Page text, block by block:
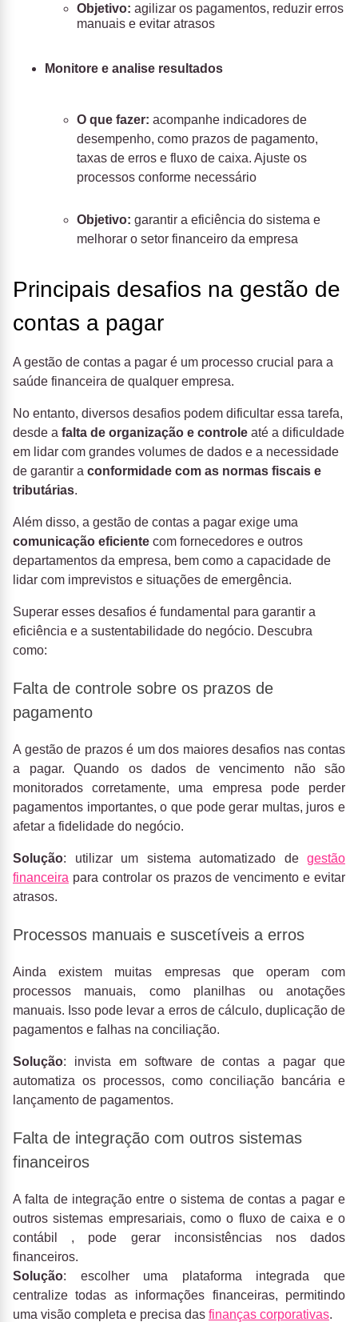
Objetivo: agilizar os pagamentos, reduzir erros
manuais e evitar atrasos
Monitore e analise resultados
O que fazer: acompanhe indicadores de
desempenho, como prazos de pagamento,
taxas de erros e fluxo de caixa. Ajuste os
processos conforme necessário
Objetivo: garantir a eficiência do sistema e
melhorar o setor financeiro da empresa
Principais desafios na gestão de
contas a pagar
A gestão de contas a pagar é um processo crucial para a
saúde financeira de qualquer empresa.
No entanto, diversos desafios podem dificultar essa tarefa,
desde a falta de organização e controle até a dificuldade
em lidar com grandes volumes de dados e a necessidade
de garantir a conformidade com as normas fiscais e
tributárias.
Além disso, a gestão de contas a pagar exige uma
comunicação eficiente com fornecedores e outros
departamentos da empresa, bem como a capacidade de
lidar com imprevistos e situações de emergência.
Superar esses desafios é fundamental para garantir a
eficiência e a sustentabilidade do negócio. Descubra
como:
Falta de controle sobre os prazos de
pagamento
A gestão de prazos é um dos maiores desafios nas contas
a pagar. Quando os dados de vencimento não são
monitorados corretamente, uma empresa pode perder
pagamentos importantes, o que pode gerar multas, juros e
afetar a fidelidade do negócio.
Solução: utilizar um sistema automatizado de gestão
financeira para controlar os prazos de vencimento e evitar
atrasos.
Processos manuais e suscetíveis a erros
Ainda existem muitas empresas que operam com
processos manuais, como planilhas ou anotações
manuais. Isso pode levar a erros de cálculo, duplicação de
pagamentos e falhas na conciliação.
Solução: invista em software de contas a pagar que
automatiza os processos, como conciliação bancária e
lançamento de pagamentos.
Falta de integração com outros sistemas
financeiros
A falta de integração entre o sistema de contas a pagar e
outros sistemas empresariais, como o fluxo de caixa e o
contábil , pode gerar inconsistências nos dados
financeiros.
Solução: escolher uma plataforma integrada que
centralize todas as informações financeiras, permitindo
uma visão completa e precisa das finanças corporativas.